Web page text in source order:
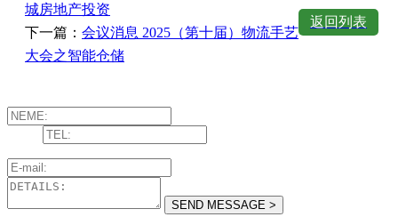
城房地产投资
下一篇： 会议消息 2025（第十届）物流手艺
大会之智能仓储
返回列表